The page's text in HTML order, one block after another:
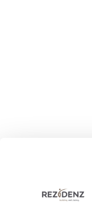
Rezidenz